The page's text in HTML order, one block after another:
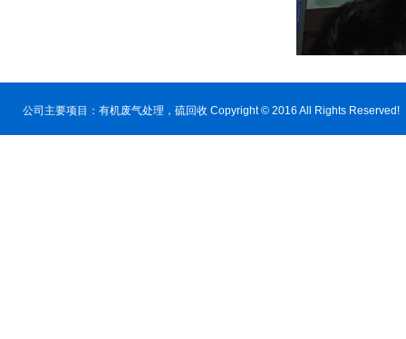
公司主要项目： 有机废气处理 ，硫回收 Copyright © 2016 All Rights